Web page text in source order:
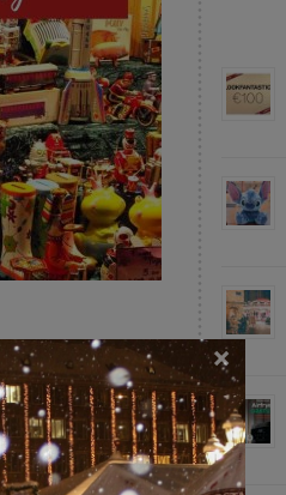
y trouve de
×